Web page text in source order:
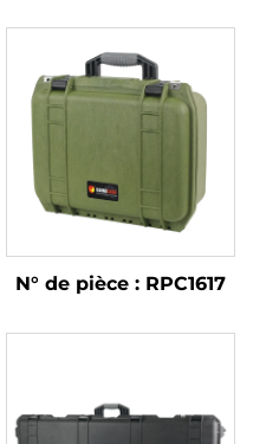
N° de pièce : RPC1617